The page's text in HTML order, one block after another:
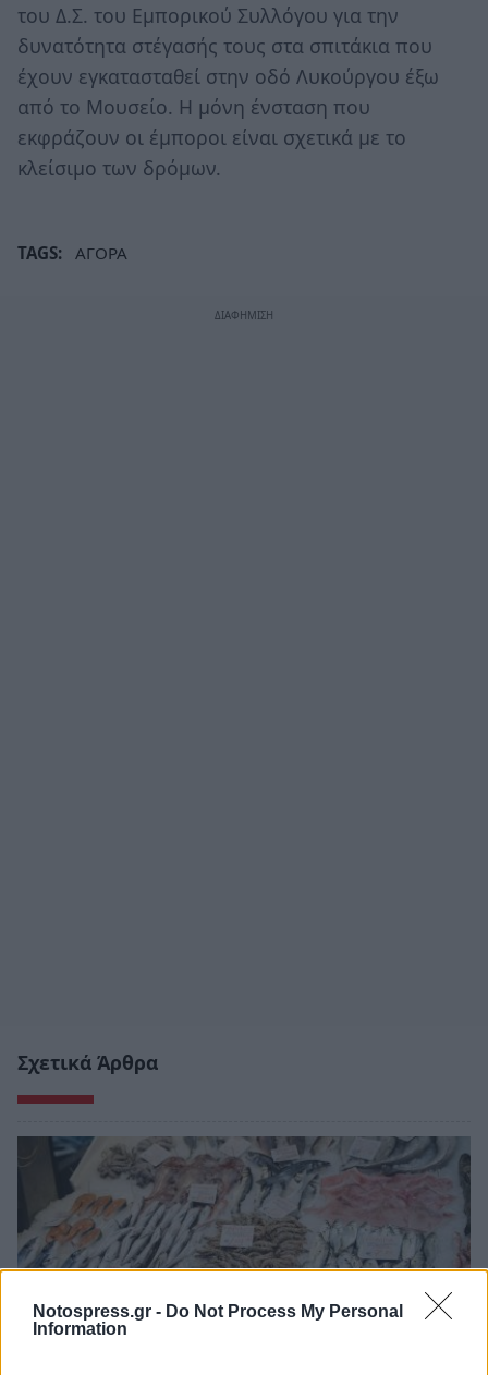
Notospress.gr - Do Not Process My Personal
Information
του Δ.Σ. του Εμπορικού Συλλόγου για την
δυνατότητα στέγασής τους στα σπιτάκια που
έχουν εγκατασταθεί στην οδό Λυκούργου έξω
από το Μουσείο. Η μόνη ένσταση που
εκφράζουν οι έμποροι είναι σχετικά με το
κλείσιμο των δρόμων.
TAGS: ΑΓΟΡΑ
Σχετικά Άρθρα